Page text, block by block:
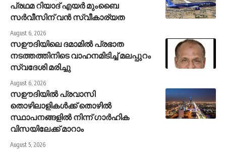
പ്രഥമ റിയാദ് എയർ മുംബൈ
സർവീസിന് വൻ സ്വീകാര്യത
August 6, 2026
സഊദിയിലെ ദമാമിൽ പ്രഭാത
നടത്തത്തിനിടെ വാഹനമിടിച്ച് മലപ്പുറം
സ്വദേശി മരിച്ചു
August 6, 2026
സഊദിയിൽ പ്രവാസി
തൊഴിലാളികൾക്ക് തൊഴിൽ
സ്ഥാപനങ്ങളിൽ നിന്ന് ഗാർഹിക
വിസയിലേക്ക് മാറാം
August 5, 2026